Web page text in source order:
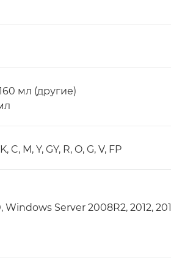
мл (другие)
M, Y, GY, R, O, G, V, FP
Server 2008R2, 2012,